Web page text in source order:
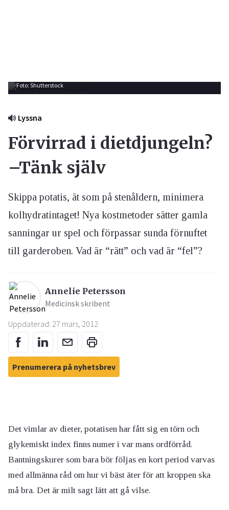
Foto: Shutterstock
Lyssna
Förvirrad i dietdjungeln?
–Tänk själv
Skippa potatis, ät som på stenåldern, minimera
kolhydratintaget! Nya kostmetoder sätter gamla
sanningar ur spel och förpassar sunda förnuftet
till garderoben. Vad är “rätt” och vad är “fel”?
Annelie Petersson
Medicinsk skribent
Uppdaterad: 27 mars, 2012
Prenumerera på nyhetsbrev
Det vimlar av dieter, potatisen har fått sig en törn och
glykemiskt index finns numer i var mans ordförråd.
Bantningskurer som bara bör följas en kort period varvas
med allmänna råd om hur vi bäst äter för att kroppen ska
må bra. Det är milt sagt lätt att gå vilse.